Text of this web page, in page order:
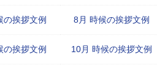
の挨拶文例 8月 時候の挨拶文例
の挨拶文例 10月 時候の挨拶文例